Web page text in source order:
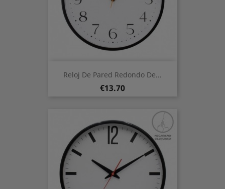
Reloj De Pared Redondo De...
Price
€13.70